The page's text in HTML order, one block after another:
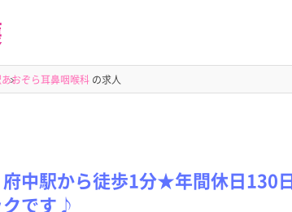
あおぞら耳鼻咽喉科 の求人
府中駅から徒歩1分★年間休日
です♪